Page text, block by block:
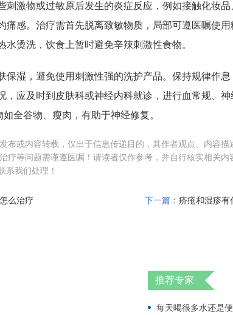
刺激物或过敏原后发生的炎症反应，例如接触化妆
痛感。治疗需首先脱离致敏物质，局部可遵医嘱使
水烫洗，饮食上暂时避免辛辣刺激性食物。
保湿，避免使用刺激性强的洗护产品。保持规律作
，应及时到皮肤科或神经内科就诊，进行血常规、
全谷物、瘦肉，有助于神经修复。
布或内容转载，仅出于信息传递目的，其作者观点、内容
疗等问题需谨遵医嘱！请读者仅作参考，并自行核实相关
系我们处理！
么治疗 下一篇： 疥疮和湿疹有
推荐专家
每天喝很多水还是